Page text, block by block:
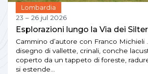
Lombardia
23 – 26 jul 2026
Esplorazioni lungo la Via dei
Cammino d’autore con Franco Michieli
disegno di vallette, crinali, conche
coperto da un tappeto di foreste,
si estende…